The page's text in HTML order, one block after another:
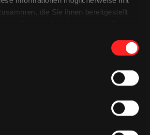
die Sie ihnen bereitgestellt